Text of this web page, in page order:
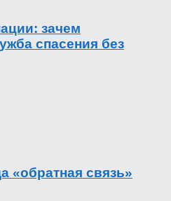
зачем
спасения без
«обратная связь»